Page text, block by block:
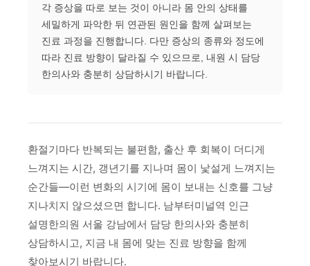
각 증상을 따로 보는 것이 아니라 몸 안의 상태를
세밀하게 파악한 뒤 연관된 원인을 함께 살펴보는
진료 과정을 진행합니다. 다만 증상의 종류와 정도에
따라 진료 방향이 달라질 수 있으므로, 내원 시 담당
한의사와 충분히 상담하시기 바랍니다.
환절기마다 반복되는 불편함, 출산 후 회복이 더디게
느껴지는 시간, 갱년기를 지나며 몸이 낯설게 느껴지는
순간들—이런 변화의 시기에 몸이 보내는 신호를 그냥
지나치지 않으셨으면 합니다. 남부터미널역 인근
설명한의원 서울 강남에서 담당 한의사와 충분히
상담하시고, 지금 내 몸에 맞는 진료 방향을 함께
찾아보시기 바랍니다.